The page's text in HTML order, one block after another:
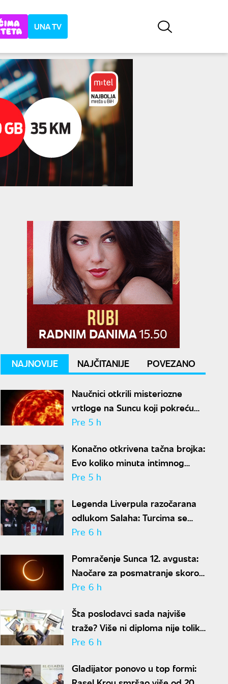
UNA TV
NAJNOVIJE NAJČITANIJE POVEZANO
Naučnici otkrili misteriozne
vrtloge na Suncu koji pokreću
solarne baklje
Pre 5 h
Konačno otkrivena tačna brojka:
Evo koliko minuta intimnog
odnosa je ženi potrebno da bi
Pre 5 h
Legenda Liverpula razočarana
odlukom Salaha: Turcima se
neće dopasti ove reči
Pre 6 h
Pomračenje Sunca 12. avgusta:
Naočare za posmatranje skoro
rasprodate
Pre 6 h
Šta poslodavci sada najviše
traže? Više ni diploma nije toliko
važna
Pre 6 h
Gladijator ponovo u top formi: